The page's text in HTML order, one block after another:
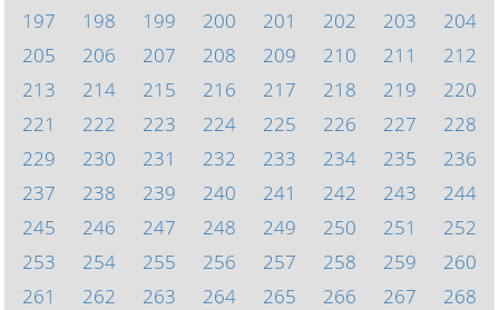
197
198 199 200 201 202 203
204
205
206 207 208 209 210 211
212
213
214 215 216 217 218 219
220
221
222 223 224 225 226 227
228
229
230 231 232 233 234 235
236
237
238 239 240 241 242 243
244
245
246 247 248 249 250 251
252
253
254 255 256 257 258 259
260
261
262 263 264 265 266 267
268